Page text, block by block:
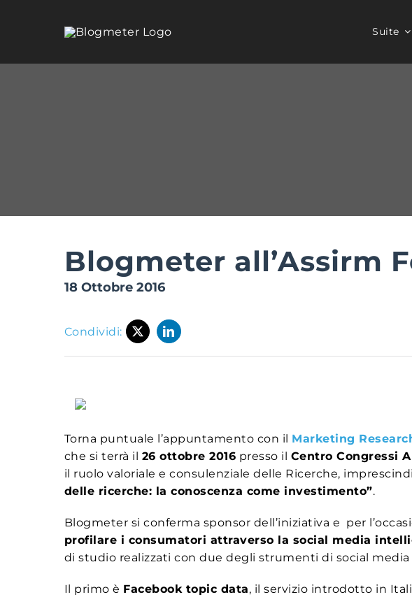
Suite
Blogmeter all’Assirm
18 Ottobre 2016
Condividi:
Torna puntuale l’appuntamento con il Marketing
che si terrà il 26 ottobre 2016 presso il Centro Congressi
il ruolo valoriale e consulenziale delle Ricerche,
delle ricerche: la conoscenza come investimento”.
Blogmeter si conferma sponsor dell’iniziativa e per
profilare i consumatori attraverso la social media
di studio realizzati con due degli strumenti di social
Il primo è Facebook topic data, il servizio introdotto in